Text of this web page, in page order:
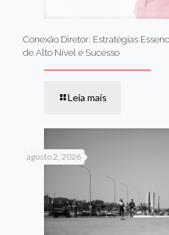
Conexão Diretor: Estratégias
de Alto Nível e Sucesso
Leia mais
agosto 2, 2026